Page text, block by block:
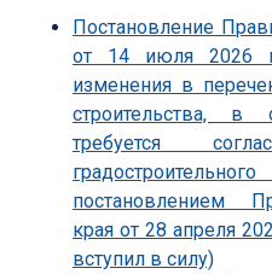
Постановление
от 14 июля 2026
изменения в
строительства,
требуется
постановлением
края от 28 апреля
вступил в силу)